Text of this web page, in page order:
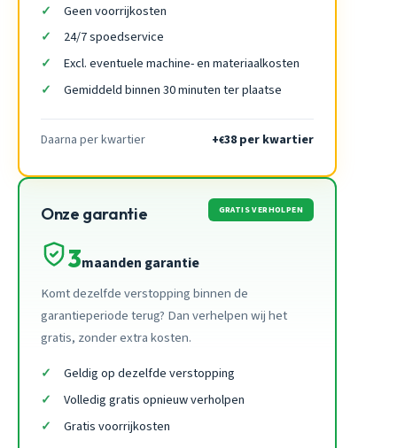
Geen voorrijkosten
24/7 spoedservice
Excl. eventuele machine- en materiaalkosten
Gemiddeld binnen 30 minuten ter plaatse
Daarna per kwartier +€38 per kwartier
Onze garantie GRATIS VERHOLPEN
3maanden garantie
Komt dezelfde verstopping binnen de
garantieperiode terug? Dan verhelpen wij het
gratis, zonder extra kosten.
Geldig op dezelfde verstopping
Volledig gratis opnieuw verholpen
Gratis voorrijkosten